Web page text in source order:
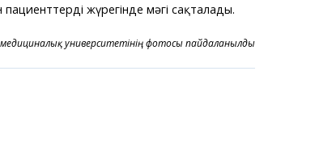
жүрегінде мәңгі сақталады.
университетінің фотосы пайдаланылды